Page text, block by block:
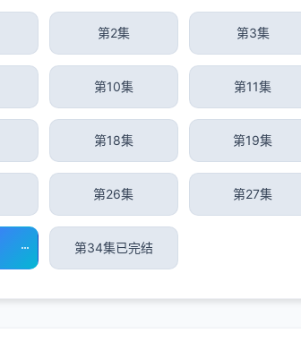
第2集 第3集
第10集 第11集
第18集 第19集
第26集 第27集
第34集已完结